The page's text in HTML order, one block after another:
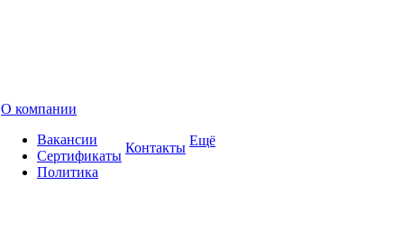
О компании
Вакансии
Сертификаты
Политика
Контакты Ещё